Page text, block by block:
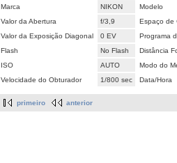
Marca
NIKON
Modelo
Valor da Abertura
f/3,9
Espaço de
Valor da Exposição Diagonal
0 EV
Programa
Flash
No Flash
Distância
ISO
AUTO
Modo do
Velocidade do Obturador
1/800 sec Data/Hora
primeiro anterior